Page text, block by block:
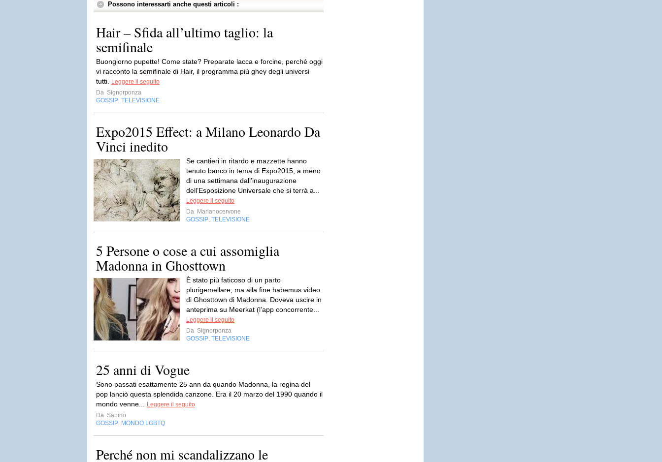
Possono interessarti anche questi articoli :
Hair – Sfida all’ultimo taglio: la
semifinale
Buongiorno pupette! Come state? Preparate lacca e forcine, perché oggi
vi racconto la semifinale di Hair, il programma più ghey degli universi
tutti.
Leggere il seguito
Da Signorponza
GOSSIP TELEVISIONE
Expo2015 Effect: a Milano Leonardo Da
Vinci inedito
Se cantieri in ritardo e mazzette hanno
tenuto banco in tema di Expo2015, a meno
di una settimana dall’inaugurazione
dell’Esposizione Universale che si terrà a...
Leggere il seguito
Da Marianocervone
GOSSIP TELEVISIONE
5 Persone o cose a cui assomiglia
Madonna in Ghosttown
È stato più faticoso di un parto
plurigemellare, ma alla fine habemus video
di Ghosttown di Madonna. Doveva uscire in
anteprima su Meerkat (l’app concorrente...
Leggere il seguito
Da Signorponza
GOSSIP TELEVISIONE
25 anni di Vogue
Sono passati esattamente 25 ann da quando Madonna, la regina del
pop lanciò questa splendida canzone. Era il 20 marzo del 1990 quando il
mondo venne...
Leggere il seguito
Da Sabino
GOSSIP MONDO LGBTQ
Perché non mi scandalizzano le